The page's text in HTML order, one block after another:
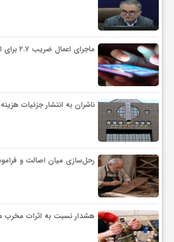
ماجرای اعمال ضریب ۲.۷ برای اینترنت بین‌الملل…
ناشران به انتشار جزئیات
رحل‌سازی میان اصالت و
هشدار نسبت به اثرات